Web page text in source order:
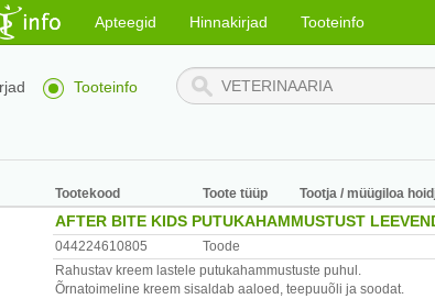
Apteegid Hinnakirjad Tooteinfo
Tooteinfo
Tootekood Toote tüüp Tootja / müügiloa
AFTER BITE KIDS PUTUKAHAMMUSTUST
044224610805 Toode
Rahustav kreem lastele putukahammustuste puhul.
Õrnatoimeline kreem sisaldab aaloed, teepuuõli ja soodat.